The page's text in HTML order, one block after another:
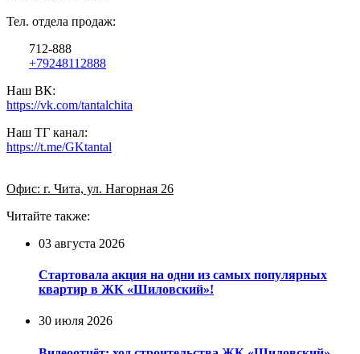
Тел. отдела продаж:
712-888
+79248112888
Наш ВК:
https://vk.com/tantalchita
Наш ТГ канал:
https://t.me/GKtantal
Офис: г. Чита, ул. Нагорная 26
Читайте также:
03 августа 2026
Стартовала акция на одни из самых популярных
квартир в ЖК «Шиловский»!
30 июля 2026